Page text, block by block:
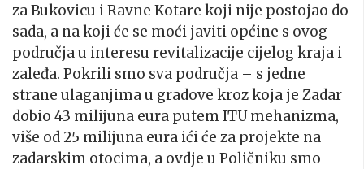
za Bukovicu i Ravne Kotare koji nije postojao do
sada, a na koji će se moći javiti općine s ovog
područja u interesu revitalizacije cijelog kraja i
zaleđa. Pokrili smo sva područja – s jedne
strane ulaganjima u gradove kroz koja je Zadar
dobio 43 milijuna eura putem ITU mehanizma,
više od 25 milijuna eura ići će za projekte na
zadarskim otocima, a ovdje u Poličniku smo